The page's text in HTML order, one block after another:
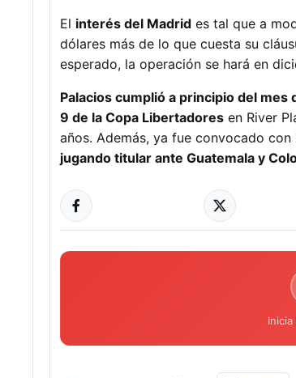
El interés del Madrid es tal que a
dólares más de lo que cuesta su
esperado, la operación se hará en
Palacios cumplió a principio del
9 de la Copa Libertadores en River
años. Además, ya fue convocado
jugando titular ante Guatemala y